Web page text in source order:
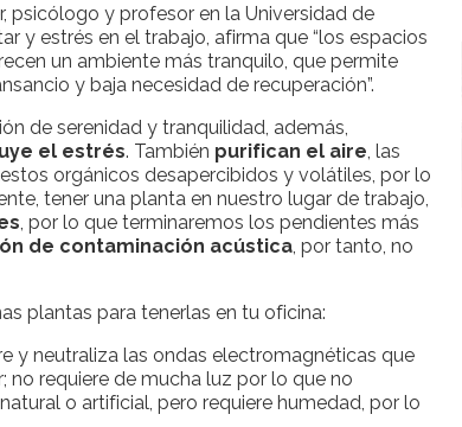
psicólogo y profesor en la Universidad de
y estrés en el trabajo, afirma que “los espacios
un ambiente más tranquilo, que permite
y baja necesidad de recuperación”.
de serenidad y tranquilidad, además,
el estrés. También purifican el aire , las
orgánicos desapercibidos y volátiles, por lo
tener una planta en nuestro lugar de trabajo,
, por lo que terminaremos los pendientes más
de contaminación acústica , por tanto, no
plantas para tenerlas en tu oficina:
y neutraliza las ondas electromagnéticas que
no requiere de mucha luz por lo que no
o artificial, pero requiere humedad, por lo